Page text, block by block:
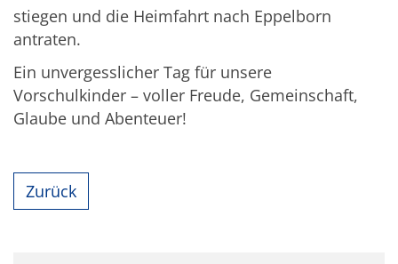
stiegen und die Heimfahrt nach Eppelborn
antraten.
Ein unvergesslicher Tag für unsere
Vorschulkinder – voller Freude, Gemeinschaft,
Glaube und Abenteuer!
Zurück